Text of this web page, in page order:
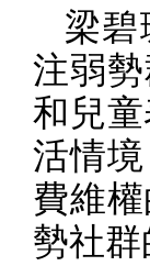
梁
注弱
和兒
活情
費維
勢社群